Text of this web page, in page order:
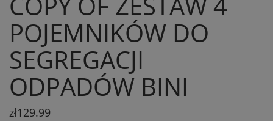
POJEMNIKÓW DO
SEGREGACJI
ODPADÓW BINI
zł129.99